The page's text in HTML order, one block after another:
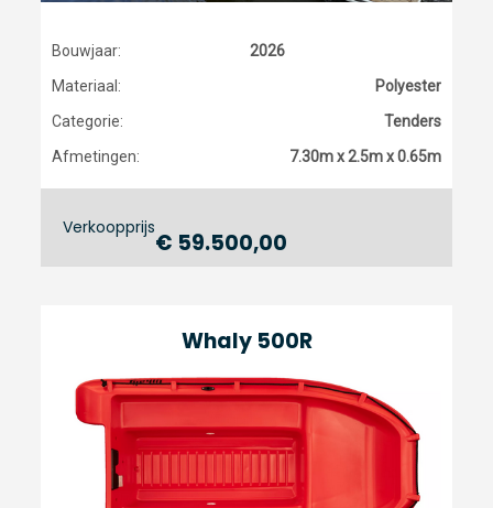
Bouwjaar:
2026
Materiaal:
Polyester
Categorie:
Tenders
Afmetingen:
7.30m x 2.5m x 0.65m
Verkoopprijs
€ 59.500,00
Whaly 500R